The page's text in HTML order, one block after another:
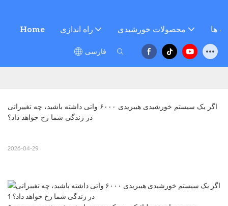
Home راه اندازی محصولات خورشیدی ها
فارسی
اگر یک سیستم خورشیدی هیبریدی ۶۰۰۰ واتی داشته باشید، چه تغییراتی
در زندگی شما رخ خواهد داد؟
2026-04-29